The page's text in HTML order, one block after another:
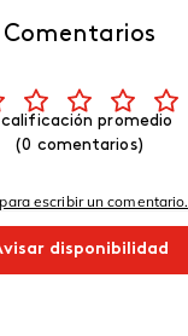
disponibilidad
Comentarios
promedio
(0 comentarios)
escribir un comentario.